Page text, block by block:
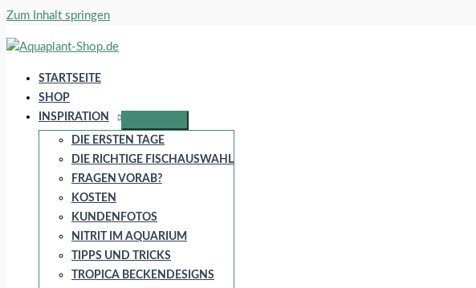
Zum Inhalt springen
STARTSEITE
SHOP
INSPIRATION
DIE ERSTEN TAGE
DIE RICHTIGE FISCHAUSWAHL
FRAGEN VORAB?
KOSTEN
KUNDENFOTOS
NITRIT IM AQUARIUM
TIPPS UND TRICKS
TROPICA BECKENDESIGNS